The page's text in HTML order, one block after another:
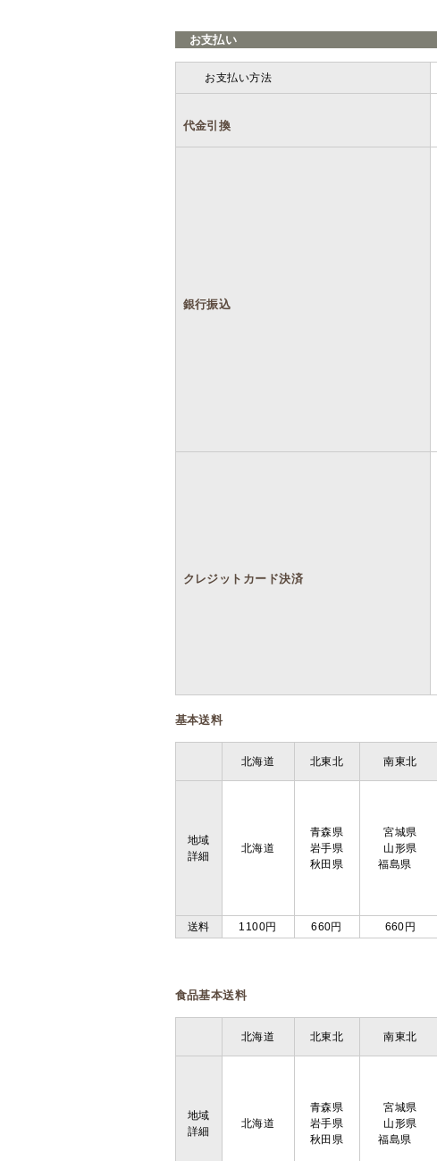
お支払い
お支払い方法
代金引換
銀行振込
クレジットカード決済
基本送料
北海道 北東北 南東北
地域
詳細
北海道
青森県
岩手県
秋田県
宮城県
山形県
福島県
送料 1100円 660円 660円
食品基本送料
北海道 北東北 南東北
地域
詳細
北海道
青森県
岩手県
秋田県
宮城県
山形県
福島県